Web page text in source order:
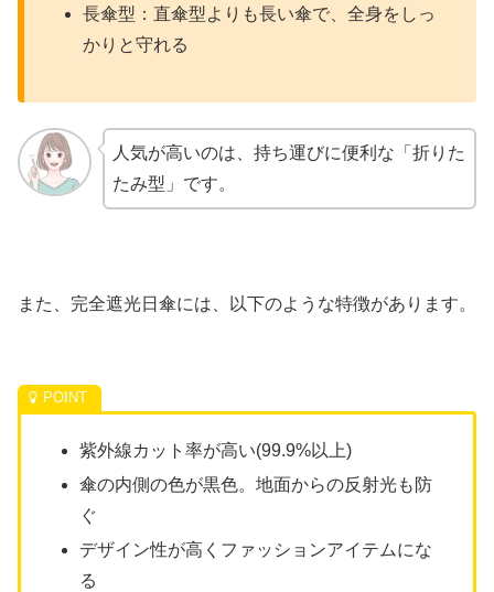
長傘型：直傘型よりも長い傘で、全身をしっ
かりと守れる
人気が高いのは、持ち運びに便利な「折りた
たみ型」です。
また、完全遮光日傘には、以下のような特徴があります。
紫外線カット率が高い(99.9%以上)
傘の内側の色が黒色。地面からの反射光も防
ぐ
デザイン性が高くファッションアイテムにな
る